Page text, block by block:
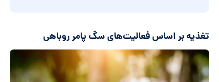
تغذیه بر اساس فعالیت‌های سگ پامر روباهی